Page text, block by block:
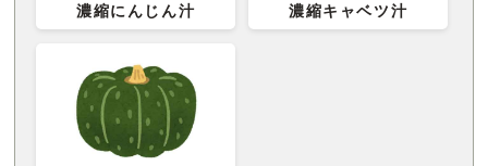
濃縮にんじん汁 濃縮キャベツ汁